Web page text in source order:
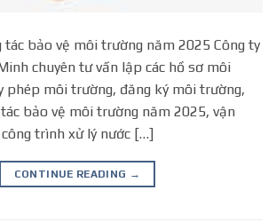
tác bảo vệ môi trường năm 2025 Công ty
chuyên tư vấn lập các hồ sơ môi
phép môi trường, đăng ký môi trường,
bảo vệ môi trường năm 2025, vận
trình xử lý nước […]
CONTINUE READING →